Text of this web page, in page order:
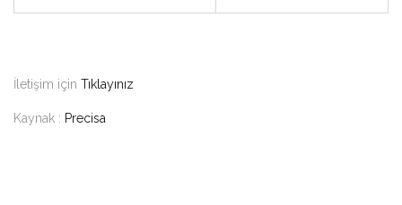
İletişim için Tıklayınız
Kaynak : Precisa